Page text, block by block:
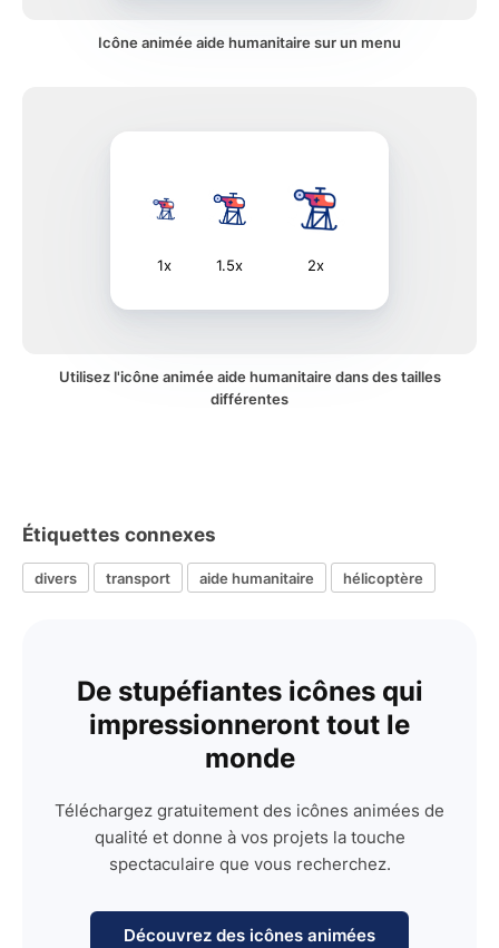
Icône animée aide humanitaire sur un menu
1x 1.5x 2x
Utilisez l'icône animée aide humanitaire dans des tailles
différentes
Étiquettes connexes
divers transport aide humanitaire hélicoptère
De stupéfiantes icônes qui
impressionneront tout le
monde
Téléchargez gratuitement des icônes animées de
qualité et donne à vos projets la touche
spectaculaire que vous recherchez.
Découvrez des icônes animées